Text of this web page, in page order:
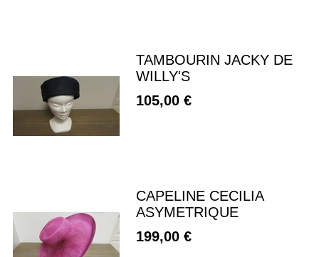
TAMBOURIN JACKY DE
WILLY'S
105,00 €
CAPELINE CECILIA
ASYMETRIQUE
199,00 €